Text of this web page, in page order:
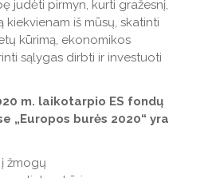
judėti pirmyn, kurti gražesnį,
iš mūsų, skatinti
kūrimą, ekonomikos
sąlygas dirbti ir investuoti
m. laikotarpio ES fondų
„Europos burės 2020“ yra
žmogų